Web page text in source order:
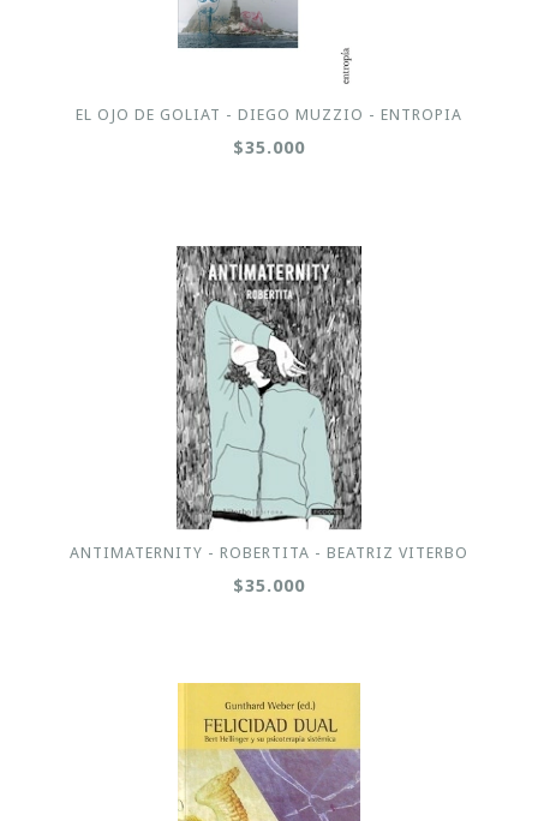
EL OJO DE GOLIAT - DIEGO MUZZIO - ENTROPIA
$35.000
ANTIMATERNITY - ROBERTITA - BEATRIZ VITERBO
$35.000